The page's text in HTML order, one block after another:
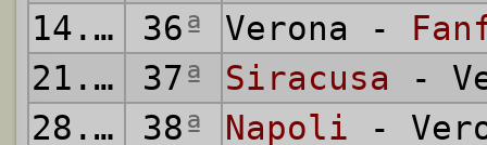
14.05.
1950
36ª Verona -
21.05.
1950
37ª Siracusa -
28.05.
1950
38ª Napoli -